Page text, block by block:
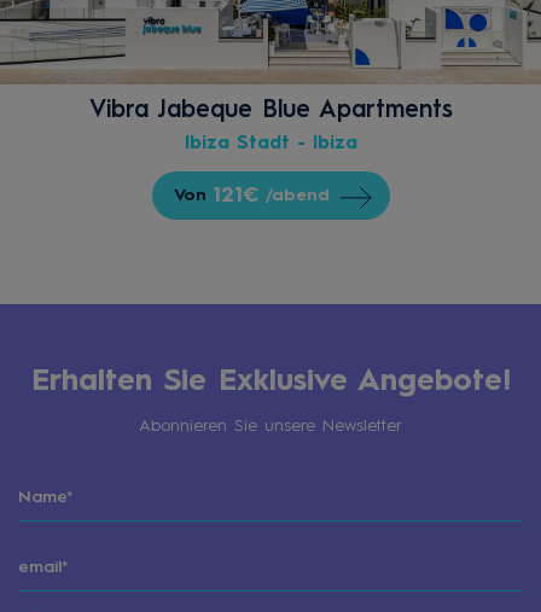
Vibra Jabeque Blue Apartments
Ibiza Stadt - Ibiza
Von 121€ /abend
Erhalten Sie Exklusive Angebote!
Abonnieren Sie unsere Newsletter